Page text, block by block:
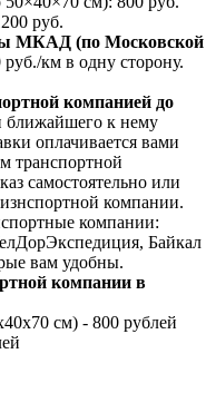
руб.
МКАД (по Московской
км в одну сторону.
компанией до
ближайшего к нему
оплачивается вами
транспортной
самостоятельно или
компании.
компании:
Байкал
вам удобны.
компании в
см) - 800 рублей